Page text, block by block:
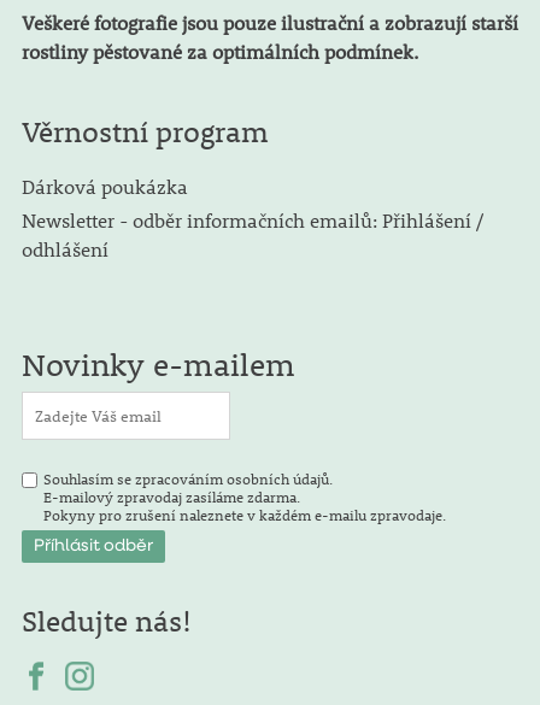
Veškeré fotografie jsou pouze ilustrační a zobrazují starší
rostliny pěstované za optimálních podmínek.
Věrnostní program
Dárková poukázka
Newsletter - odběr informačních emailů: Přihlášení /
odhlášení
Novinky e-mailem
Souhlasím se zpracováním osobních údajů.
E-mailový zpravodaj zasíláme zdarma.
Pokyny pro zrušení naleznete v každém e-mailu zpravodaje.
Sledujte nás!